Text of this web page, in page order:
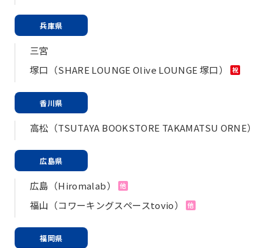
兵庫県
三宮
塚口（SHARE LOUNGE Olive LOUNGE 塚口）
祝
香川県
高松（TSUTAYA BOOKSTORE TAKAMATSU ORNE）
広島県
広島（Hiromalab） 他
福山（コワーキングスペースtovio） 他
福岡県